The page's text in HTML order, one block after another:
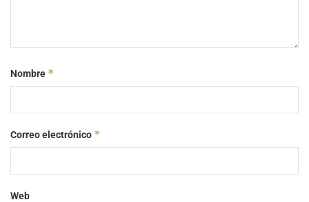
Nombre *
Correo electrónico *
Web